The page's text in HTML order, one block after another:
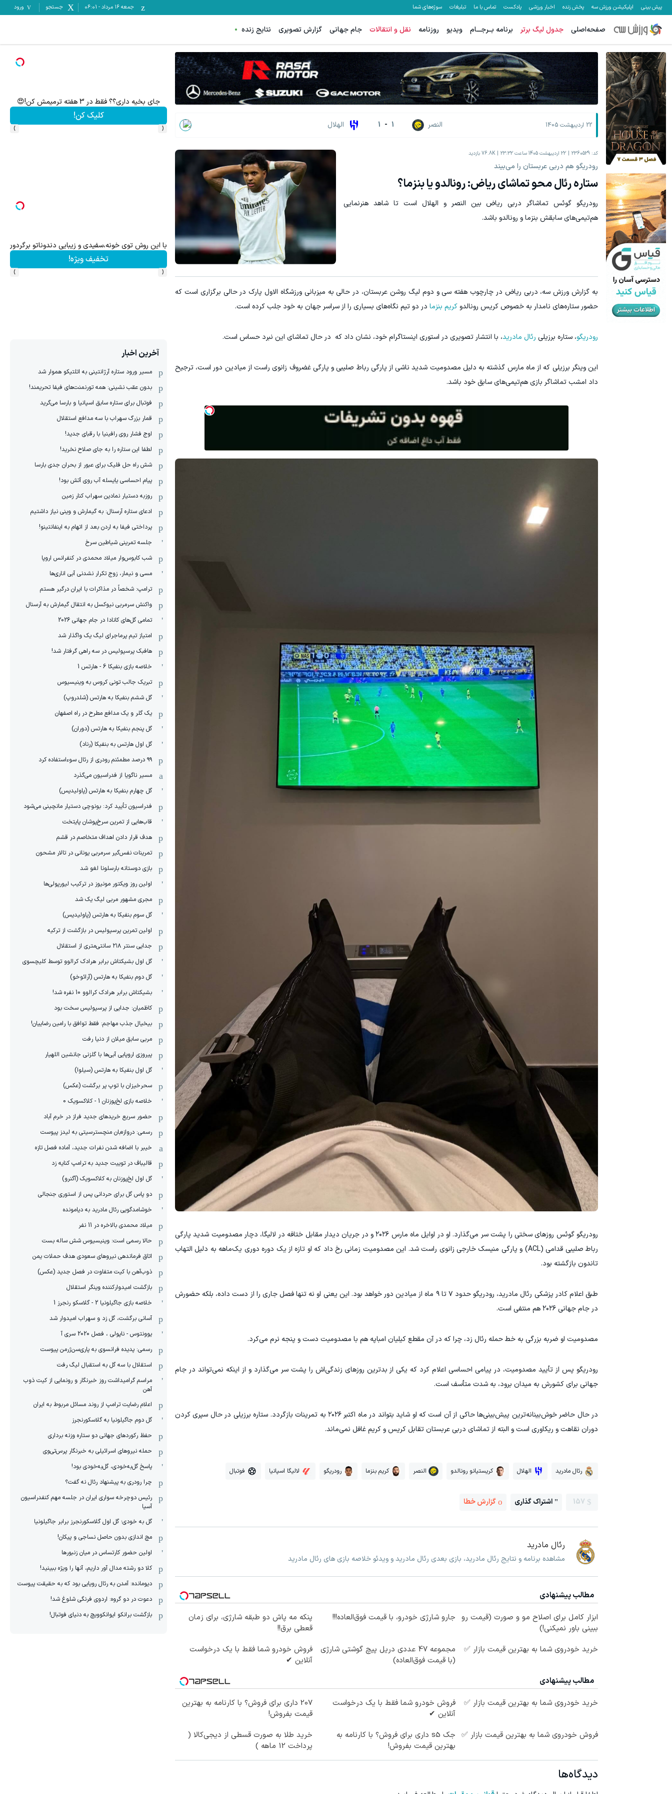
پیش بینی اپلیکیشن ورزش سه پخش زنده اخبار ورزشی پادکست تماس با ما تبلیغات سوژه‌های شما جمعه ۱۶ مرداد -
06:01 جستجو ورود
صفحه‌اصلی جدول لیگ برتر برنامه بــرجـــام ویدیو روزنامه نقل و انتقالات جام جهانی گزارش تصویری نتایج زنده
22 اردیبهشت 1405 النصر 1
-
1 الهلال
کد: 2360529 22 اردیبهشت 1405 ساعت 23:32 76.8K بازدید
رودریگو هم دربی عربستان را می‌بیند
ستاره رئال محو تماشای ریاض: رونالدو یا بنزما؟
رودریگو گوئس تماشاگر دربی ریاض بین النصر و الهلال است تا شاهد هنرنمایی
هم‌تیمی‌های سابقش بنزما و رونالدو باشد.
به گزارش ورزش سه، دربی ریاض در چارچوب هفته سی و دوم لیگ روشن عربستان، در حالی به میزبانی ورزشگاه الاول پارک در حالی برگزاری است که
حضور ستاره‌های نامدار به خصوص کریس رونالدو کریم بنزما در دو تیم نگاه‌های بسیاری را از سراسر جهان به خود جلب کرده است.
رودریگو، ستاره برزیلی رئال مادرید، با انتشار تصویری در استوری اینستاگرام خود، نشان داد که در حال تماشای این نبرد حساس است.
این وینگر برزیلی که از ماه مارس گذشته به دلیل مصدومیت شدید ناشی از پارگی رباط صلیبی و پارگی غضروف زانوی راست از میادین دور است، ترجیح
داد امشب تماشاگر بازی هم‌تیمی‌های سابق خود باشد.
رودریگو گوئس روزهای سختی را پشت سر می‌گذارد. او در اوایل ماه مارس ۲۰۲۶ و در جریان دیدار مقابل ختافه در لالیگا، دچار مصدومیت شدید پارگی
رباط صلیبی قدامی (ACL) و پارگی منیسک خارجی زانوی راست شد. این مصدومیت زمانی رخ داد که او تازه از یک دوره دوری یک‌ماهه به دلیل التهاب
تاندون بازگشته بود.
طبق اعلام کادر پزشکی رئال مادرید، رودریگو حدود ۷ تا ۹ ماه از میادین دور خواهد بود. این یعنی او نه تنها فصل جاری را از دست داده، بلکه حضورش
در جام جهانی ۲۰۲۶ هم منتفی است.
مصدومیت او ضربه بزرگی به خط حمله رئال زد، چرا که در آن مقطع کیلیان امباپه هم با مصدومیت دست و پنجه نرم می‌کرد.
رودریگو پس از تأیید مصدومیت، در پیامی احساسی اعلام کرد که یکی از بدترین روزهای زندگی‌اش را پشت سر می‌گذارد و از اینکه نمی‌تواند در جام
جهانی برای کشورش به میدان برود، به شدت متأسف است.
در حال حاضر خوش‌بینانه‌ترین پیش‌بینی‌ها حاکی از آن است که او شاید بتواند در ماه اکتبر ۲۰۲۶ به تمرینات بازگردد. ستاره برزیلی در حال سپری کردن
دوران نقاهت و ریکاوری است و البته از تماشای دربی عربستان تقابل کریس و کریم غافل نمی‌ماند.
رئال مادرید الهلال کریستیانو رونالدو النصر کریم بنزما رودریگو لالیگا اسپانیا فوتبال
157 اشتراک گذاری گزارش خطا
رئال مادرید
مشاهده برنامه و نتایج رئال مادرید، بازی بعدی رئال مادرید و ویدئو خلاصه بازی های رئال مادرید
مطالب پیشنهادی
ابزار کامل برای اصلاح مو و صورت (قیمت رو
ببینی باور نمیکنی!)
جارو شارژی خودرو، با قیمت فوق‌العاده!!!
پنکه مه پاش دو طبقه شارژی، برای زمان
قعطی برق!!
خرید خودروی شما به بهترین قیمت بازار ✅
مجموعه 47 عددی دریل پیچ گوشتی شارژی‌
(با قیمت فوق‌العاده)
فروش خودرو شما فقط با یک درخواست
آنلاین ✔
مطالب پیشنهادی
خرید خودروی شما به بهترین قیمت بازار ✅
فروش خودرو شما فقط با یک درخواست
آنلاین ✔
207 داری برای فروش؟ با کارنامه به بهترین
قیمت بفروش!
فروش خودروی شما به بهترین قیمت بازار ✅
جک s5 داری برای فروش؟ با کارنامه به
بهترین قیمت بفروش!
خرید طلا به صورت قسطی از دیجی‌کالا (
پرداخت 12 ماهه )
دیدگاه‌ها
جای بخیه داری؟؟ فقط در 3 هفته ترمیمش کن!😍 به بزرگترین جشنواره ایمپلنت تهران خوش اومدید! | فقط ۲۵ میلیون !هنوز 50 تتر رو دریافت نکردی؟ | رایگان ثبت نام کن و رایگان شروع کن! سود های میلیاردی برای مدیران با شرکت در مناقصات VIP راهکار ایران تندر
اشتراک با تخفیف
‹
›
با این روش توی خونه،سفیدی و زیبایی دندوناتو برگردون(40%off) جراحی کمر ممنوع شده! میخوای کمرت رو در منزل درمان کنی؟ ((پرسش‌نامه))
◂پرسش‌نامه▸
100 میلیون اعتبار خرید طلای آب شده بگیر
خریدطلا
‹
›
آخرین اخبار
مسیر ورود ستاره آرژانتینی به اتلتیکو هموار شد
بدون عقب نشینی: همه تورنمنت‌های فیفا تحریمند!
فوتبال برای ستاره سابق اسپانیا و بارسا می‌گرید
قمار بزرگ سهراب با سه مدافع استقلال
اوج فشار روی رافینیا با رقبای جدید!
لطفا این ستاره را به جای صلاح نخرید!
شش راه حل فلیک برای عبور از بحران جدی بارسا
پیام احساسی یایسله آب روی آتش بود!
روزبه دستیار نمادین سهراب کنار زمین
ادعای ستاره آرسنال: به گیمارش و وینی نیاز داشتیم
پرداختی فیفا به اردن بعد از اتهام به اینفانتینو!
جلسه تمرینی شیاطین سرخ
شب کابوس‌وار میلاد محمدی در کنفرانس اروپا
مسی و نیمار، زوج تکرار نشدنی آبی اناری‌ها
ترامپ: شخصاً در مذاکرات با ایران درگیر هستم
واکنش سرمربی نیوکسل به انتقال گیمارش به آرسنال
تمامی گل‌های کانادا در جام جهانی 2026
امتیاز تیم پرماجرای لیگ یک واگذار شد
هافبک پرسپولیس در سه راهی گرفتار شد!
خلاصه بازی بنفیکا 6 - هارتس 1
تبریک جالب تونی کروس به وینیسیوس
گل ششم بنفیکا به هارتس (شلدروپ)
یک گلر و یک مدافع مطرح در راه اصفهان
گل پنجم بنفیکا به هارتس (دوران)
گل اول هارتس به بنفیکا (رناد)
۹۹ درصد مطمئنم رودری از رئال سوءاستفاده کرد
مسیر ناگویا از فدراسیون می‌گذرد
گل چهارم بنفیکا به هارتس (پاولیدیس)
فدراسیون تأیید کرد: بونوچی دستیار مانچینی می‌شود
قاب‌هایی از تمرین سرخ‌پوشان پایتخت
هدف قرار دادن اهداف متخاصم در قشم
‏تمرینات نفس‌گیر سرمربی یونانی در تالار مشحون
بازی دوستانه بارسلونا لغو شد
اولین روز ویکتور مونیوز در ترکیب لیورپولی‌ها
مجری مشهور مربی لیگ یک شد
گل سوم بنفیکا به هارتس (پاولیدیس)
اولین تمرین پرسپولیس در بازگشت از ترکیه
جدایی سنتر ۲۱۸ سانتی‌متری از استقلال
گل اول بشیکتاش برابر هرادک کرالوو توسط کلیچسوی
گل دوم بنفیکا به هارتس (آرائوخو)
بشیکتاش برابر هرادک کرالوو 10 نفره شد!
کاظمیان: جدایی از پرسپولیس سخت بود
بیخیال جذب مهاجم: فقط توافق با رامین رضاییان!
مربی سابق میلان از دنیا رفت
پیروزی اروپایی آبی‌ها با گلزنی جانشین اللهیار
گل اول بنفیکا به هارتس (سیلوا)
سحرخیزان با توپ پر برگشت (عکس)
خلاصه بازی لخ‌پوزنان 1 - کلاکسویک 0
حضور سریع خریدهای جدید فراز در خرم آباد
رسمی: دروازه‌بان منچسترسیتی به لیدز پیوست
خیبر با اضافه شدن نفرات جدید، آماده فصل تازه
قالیباف در توییت جدید به ترامپ کنایه زد
گل اول لخ‌پوزنان به کلاکسویک (آگنرو)
دو پاس گل برای حردانی پس از استوری جنجالی
خوشامدگویی رئال مادرید به دیامونده
میلاد محمدی بالاخره در 11 نفر
حالا رسمی است: وینیسیوس شش ساله بست
اتاق فرماندهی نیروهای سعودی هدف حملات یمن
ذوب‌آهن با کیت متفاوت در فصل جدید (عکس)
بازگشت امیدوارکننده وینگر استقلال
خلاصه بازی جاگیلونیا 2 - گلاسکو رنجرز 1
آسانی برگشت، گل زد و سهراب امیدوار شد
یوونتوس - ناپولی ، فصل 2020 سری آ
رسمی: پدیده فرانسوی به پاری‌سن‌ژرمن پیوست
استقلال با سه گل به استقبال لیگ رفت
مراسم گرامیداشت روز خبرنگار و رونمایی از کیت ذوب
آهن
اعلام رضایت ترامپ از روند مسائل مربوط به ایران
گل دوم جاگیلونیا به گلاسکورنجرز
حفظ رکوردهای جهانی دو ستاره وزنه برداری
حمله نیروهای اسرائیلی به خبرنگار پرس‌تی‌وی
پاسخ گل‌به‌خودی، گل‌به‌خودی بود!
چرا رودری به پیشنهاد رئال نه گفت؟
رئیس دوچرخه سواری ایران در جلسه مهم کنفدراسیون
آسیا
گل به خودی؛ گل اول گلاسکورنجرز برابر جاگیلونیا
مچ اندازی بدون حاصل نساجی و پیکان!
اولین حضور کارتساس در میان زنبورها
کلا دو‌ رشته مدال آور داریم، آنها را ویژه ببینید!
دیومانده: آمدن به رئال رویایی بود که به حقیقت پیوست
دعوت در دو گروه: اردوی فرنگی شلوغ شد!
بازگشت برانکو ایوانکوویچ به دنیای فوتبال!